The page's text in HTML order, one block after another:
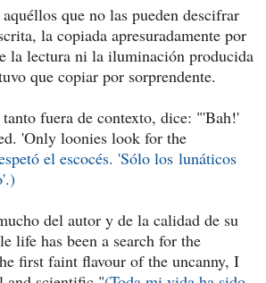
que no las pueden descifrar
la copiada apresuradamente por
la lectura ni la iluminación producida
que copiar por sorprendente.
fuera de contexto, dice: "'Bah!'
'Only loonies look for the
el escocés. 'Sólo los lunáticos
del autor y de la calidad de su
life has been a search for the
first faint flavour of the uncanny, I